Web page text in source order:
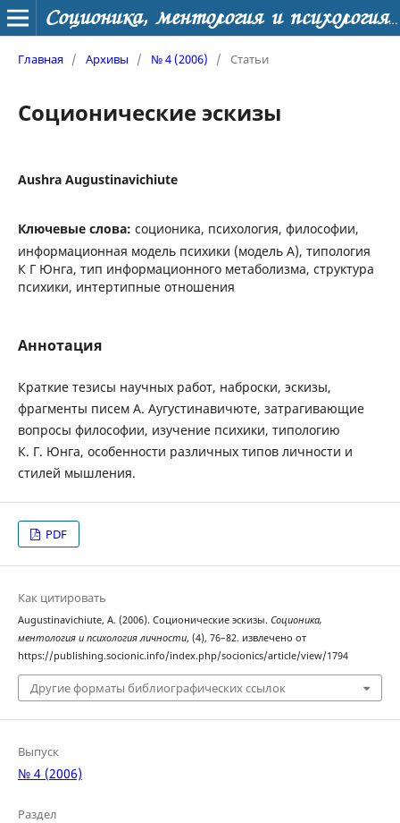
Соционика, ментология и психология личности
Главная / Архивы / № 4 (2006) / Статьи
Соционические эскизы
Aushra Augustinavichiute
Ключевые слова: соционика, психология, философии,
информационная модель психики (модель А), типология
К Г Юнга, тип информационного метаболизма, структура
психики, интертипные отношения
Аннотация
Краткие тезисы научных работ, наброски, эскизы,
фрагменты писем А. Аугустинавичюте, затрагивающие
вопросы философии, изучение психики, типологию
К. Г. Юнга, особенности различных типов личности и
стилей мышления.
PDF
Как цитировать
Augustinavichiute, A. (2006). Соционические эскизы. Соционика,
ментология и психология личности, (4), 76–82. извлечено от
https://publishing.socionic.info/index.php/socionics/article/view/1794
Другие форматы библиографических ссылок
Выпуск
№ 4 (2006)
Раздел